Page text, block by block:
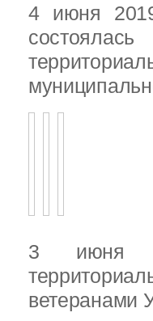
4 июня
3 июня
ветеранами